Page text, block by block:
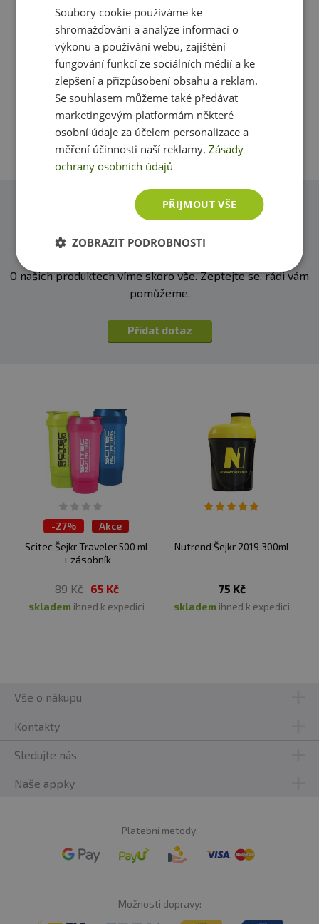
Máte s produktem zkušenost? Napište recenzi a
pomozte tak ostatním zákazníkům s rozhodováním.
Děkujeme :-)
Přidat vlastní hodnocení
Dotazy
Zeptejte se, rádi vám pomůžeme
O našich produktech víme skoro vše. Zeptejte se, rádi vám
pomůžeme.
Přidat dotaz
-27%
Akce
Scitec Šejkr Traveler 500 ml
+ zásobník
89 Kč 65 Kč
skladem ihned k expedici
Nutrend Šejkr 2019 300ml
75 Kč
skladem ihned k expedici
Vše o nákupu
Kontakty
Sledujte nás
Naše appky
Platební metody:
Možnosti dopravy:
Soubory cookie používáme ke
shromažďování a analýze informací o
výkonu a používání webu, zajištění
fungování funkcí ze sociálních médií a ke
zlepšení a přizpůsobení obsahu a reklam.
Se souhlasem můžeme také předávat
marketingovým platformám některé
osobní údaje za účelem personalizace a
měření účinnosti naší reklamy.Zásady
ochrany osobních údajů
PŘIJMOUT VŠE
ZOBRAZIT PODROBNOSTI